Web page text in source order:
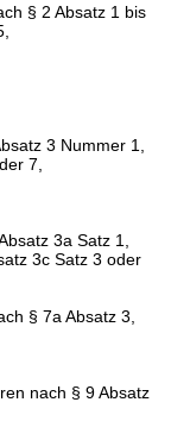
§ 2 Absatz 1 bis
3 Nummer 1,
7,
3a Satz 1,
3c Satz 3 oder
§ 7a Absatz 3,
nach § 9 Absatz